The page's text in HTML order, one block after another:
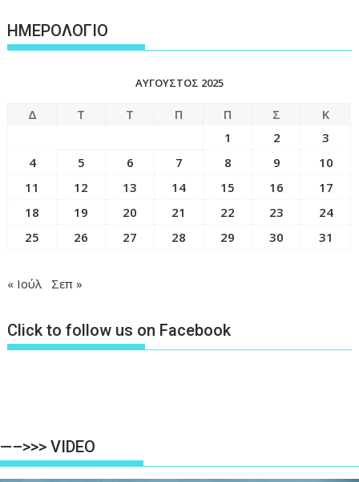
ΗΜΕΡΟΛΟΓΙΟ
ΑΎΓΟΥΣΤΟΣ 2025
Δ Τ Τ Π Π Σ
Κ
1
2
3
4
5 6 7 8 9
10
11
12 13 14 15 16
17
18
19 20 21 22 23
24
25
26 27 28 29 30 31
« Ιούλ Σεπ »
Click to follow us on Facebook
—–>>> VIDEO